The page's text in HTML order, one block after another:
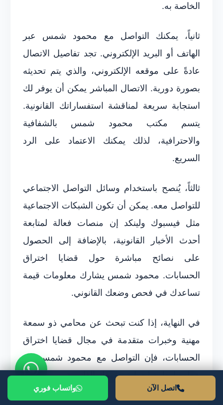
الخاصة به.
ثانياً، يمكنك التواصل مع محمود شمس عبر
الهاتف أو البريد الإلكتروني. تجد تفاصيل الاتصال
عادةً على موقعه الإلكتروني، والذي يتم تحديثه
بصورة دورية. الاتصال المباشر يمكن أن يوفر لك
استجابة سريعة لمناقشة استفساراتك القانونية.
يتسم مكتب محمود شمس بالشفافية
والاحترافية، لذلك يمكنك الاعتماد على الرد
السريع.
ثالثاً، يُنصح باستخدام وسائل التواصل الاجتماعي
للتواصل معه. يمكن أن تكون الشبكات الاجتماعية
مثل فيسبوك ولينكد إن منصات فعالة لمتابعة
أحدث الأخبار القانونية، بالإضافة إلى الحصول
على نصائح مباشرة حول قضايا اختراق
الحسابات. محمود شمس يشارك معلومات قيمة
تساعدك في فحص وضعك القانوني.
في النهاية، إذا كنت تبحث عن محامي ذو سمعة
مهنية وخبرات متقدمة في مجال قضايا اختراق
الحسابات، فإن التواصل مع محمود شمس يعد
خطوة إيجابية لحماية حقوقك القانونية.
اتصل الآن واتساب فوري